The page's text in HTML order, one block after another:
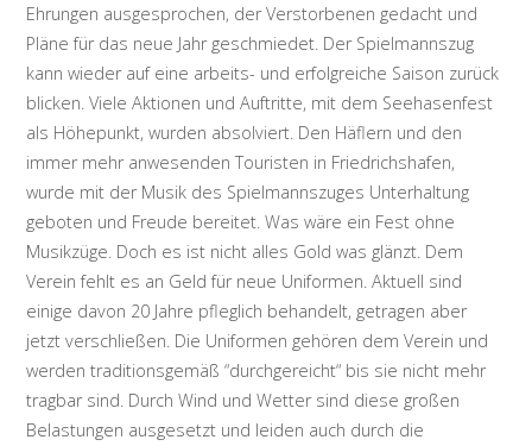
Ehrungen ausgesprochen, der Verstorbenen gedacht und
Pläne für das neue Jahr geschmiedet. Der Spielmannszug
kann wieder auf eine arbeits- und erfolgreiche Saison zurück
blicken. Viele Aktionen und Auftritte, mit dem Seehasenfest
als Höhepunkt, wurden absolviert. Den Häflern und den
immer mehr anwesenden Touristen in Friedrichshafen,
wurde mit der Musik des Spielmannszuges Unterhaltung
geboten und Freude bereitet. Was wäre ein Fest ohne
Musikzüge. Doch es ist nicht alles Gold was glänzt. Dem
Verein fehlt es an Geld für neue Uniformen. Aktuell sind
einige davon 20 Jahre pfleglich behandelt, getragen aber
jetzt verschließen. Die Uniformen gehören dem Verein und
werden traditionsgemäß “durchgereicht“ bis sie nicht mehr
tragbar sind. Durch Wind und Wetter sind diese großen
Belastungen ausgesetzt und leiden auch durch die